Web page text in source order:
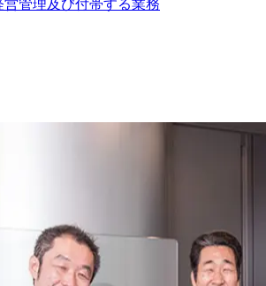
管理及び付帯する業務